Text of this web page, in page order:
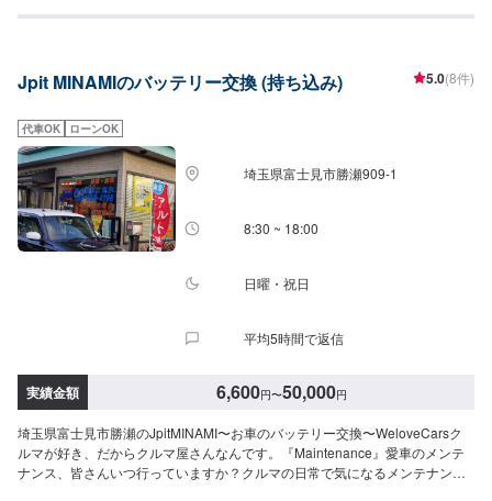
ください。また、廃バッテリーの引き取りもいたしますので、お気軽にご相
支払い【6】アフターサポート【代車について】作業中にお車が必要なお客様
は、ご希望の車種がお選びいただけ、ほぼすべてにETC、ナビが付いており
ます。※代車の燃料代はお客様にご負担いただいております。【定休日・営業
時間】定休日：年中無休（大型連休のみ休み）営業時間：9:00~18:00
Jpit MINAMIのバッテリー交換 (持ち込み) 5.0(8件)
代車OK ローンOK
埼玉県富士見市勝瀬909‐1
8:30 ~ 18:00
日曜・祝日
平均5時間で返信
実績金額 6,600円〜50,000円
埼玉県富士見市勝瀬のJpitMINAMI〜お車のバッテリー交換〜WeloveCarsク
ルマが好き、だからクルマ屋さんなんです。『Maintenance』愛車のメンテ
ナンス、皆さんいつ行っていますか？クルマの日常で気になるメンテナンス